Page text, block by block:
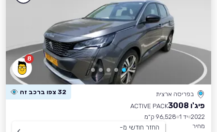
8
בפריסה ארצית 32 צפו ברכב זה
פיג'ו 3008
ACTIVE PACK
2022 יד 1
96,528 ק״מ
מחיר
החזר חודשי מ-